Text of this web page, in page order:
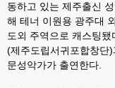
동하고 있는 제주출신
해 테너 이원용 광주대
도외 주역으로 캐스팅됐
(제주도립서귀포합창단)
문성악가가 출연한다